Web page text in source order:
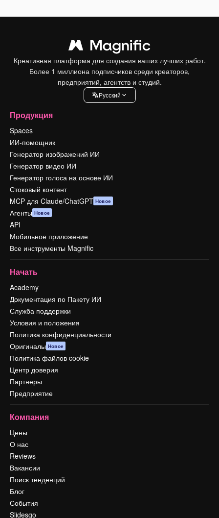
Креативная платформа для создания ваших лучших работ.
Более 1 миллиона подписчиков среди креаторов,
предприятий, агентств и студий.
Pусский
Продукция
Spaces
ИИ-помощник
Генератор изображений ИИ
Генератор видео ИИ
Генератор голоса на основе ИИ
Стоковый контент
MCP для Claude/ChatGPT Новое
Агенты Новое
API
Мобильное приложение
Все инструменты Magnific
Начать
Academy
Документация по Пакету ИИ
Служба поддержки
Условия и положения
Политика конфиденциальности
Оригиналы Новое
Политика файлов cookie
Центр доверия
Партнеры
Предприятие
Компания
Цены
О нас
Reviews
Вакансии
Поиск тенденций
Блог
События
Slidesgo